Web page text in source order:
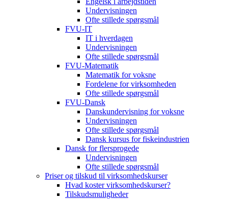
Undervisningen
Ofte stillede spørgsmål
FVU-IT
IT i hverdagen
Undervisningen
Ofte stillede spørgsmål
FVU-Matematik
Matematik for voksne
Fordelene for virksomheden
Ofte stillede spørgsmål
FVU-Dansk
Danskundervisning for voksne
Undervisningen
Ofte stillede spørgsmål
Dansk kursus for fiskeindustrien
Dansk for flersprogede
Undervisningen
Ofte stillede spørgsmål
Priser og tilskud til virksomhedskurser
Hvad koster virksomhedskurser?
Tilskudsmuligheder